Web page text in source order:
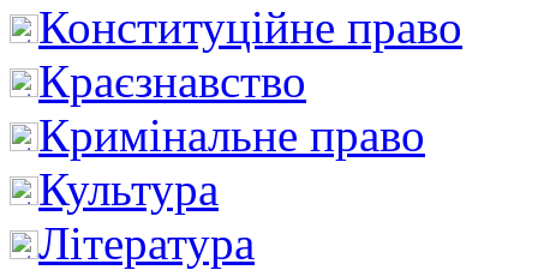
Конституційне право
Краєзнавство
Кримінальне право
Культура
Література